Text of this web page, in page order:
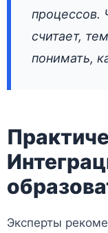
процессов.
считает,
понимать,
Эксперты